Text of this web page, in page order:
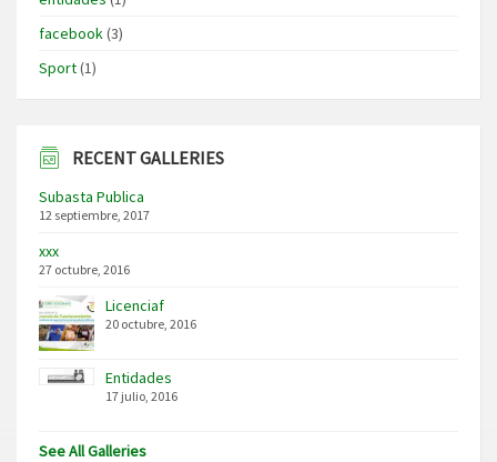
facebook(3)
Sport(1)
RECENT GALLERIES
Subasta Publica
12 septiembre, 2017
xxx
27 octubre, 2016
Licenciaf
20 octubre, 2016
Entidades
17 julio, 2016
See All Galleries